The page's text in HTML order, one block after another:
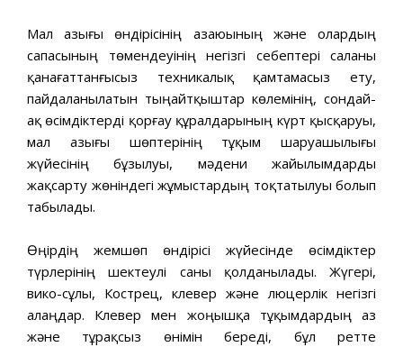
Мал азығы өндірісінің азаюының және олардың
сапасының төмендеуінің негізгі себептері саланы
қанағаттанғысыз техникалық қамтамасыз ету,
пайдаланылатын тыңайтқыштар көлемінің, сондай-
ақ өсімдіктерді қорғау құралдарының күрт қысқаруы,
мал азығы шөптерінің тұқым шаруашылығы
жүйесінің бұзылуы, мәдени жайылымдарды
жақсарту жөніндегі жұмыстардың тоқтатылуы болып
табылады.
Өңірдің жемшөп өндірісі жүйесінде өсімдіктер
түрлерінің шектеулі саны қолданылады. Жүгері,
вико-сұлы, Кострец, клевер және люцерлік негізгі
алаңдар. Клевер мен жоңышқа тұқымдардың аз
және тұрақсыз өнімін береді, бұл ретте